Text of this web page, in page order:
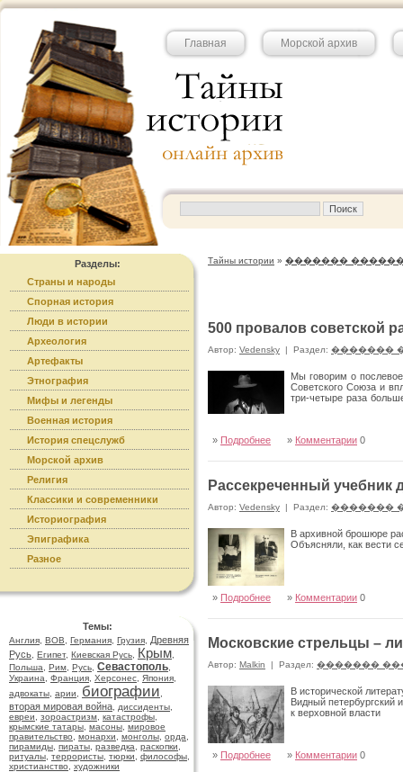
Главная Морской архив
Разделы:
Страны и народы
Спорная история
Люди в истории
Археология
Артефакты
Этнография
Мифы и легенды
Военная история
История спецслужб
Морской архив
Религия
Классики и современники
Историография
Эпиграфика
Разное
Темы:
Англия ВОВ Германия Грузия
Древняя
Русь Египет, Киевская Русь Крым
Польша
Рим Русь Севастополь
Украина
Франция Херсонес Япония
адвокаты арии биографии
вторая мировая война диссиденты
евреи
зороастризм катастрофы
крымские татары масоны мировое
правительство
монархи монголы орда
пирамиды пираты разведка раскопки
ритуалы террористы тюрки философы
христианство
художники
Тайны истории » �������
500 провалов советской
Автор: Vedensky | Раздел: �������
Мы говорим о
Советского Союза и
три-четыре раза
» Подробнее » Комментарии 0
Рассекреченный учебник
Автор: Vedensky | Раздел: �������
В архивной брошюре
Объясняли, как вести
» Подробнее » Комментарии 0
Московские стрельцы –
Автор: Malkin | Раздел: �������
В исторической
Видный петербургский
к верховной власти
» Подробнее » Комментарии 0